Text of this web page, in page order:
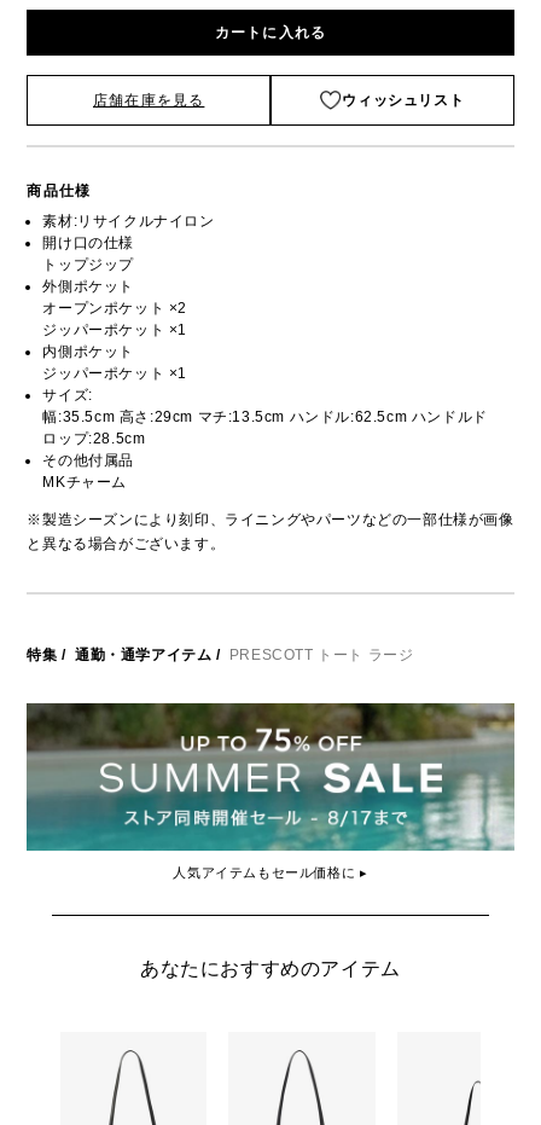
カートに入れる
店舗在庫を見る ウィッシュリスト
商品仕様
素材:リサイクルナイロン
開け口の仕様
トップジップ
外側ポケット
オープンポケット ×2
ジッパーポケット ×1
内側ポケット
ジッパーポケット ×1
サイズ:
幅:35.5cm 高さ:29cm マチ:13.5cm ハンドル:62.5cm ハンドルド
ロップ:28.5cm
その他付属品
MKチャーム
※製造シーズンにより刻印、ライニングやパーツなどの一部仕様が画像
と異なる場合がございます。
特集 / 通勤・通学アイテム / PRESCOTT トート ラージ
人気アイテムもセール価格に ▸
あなたにおすすめのアイテム